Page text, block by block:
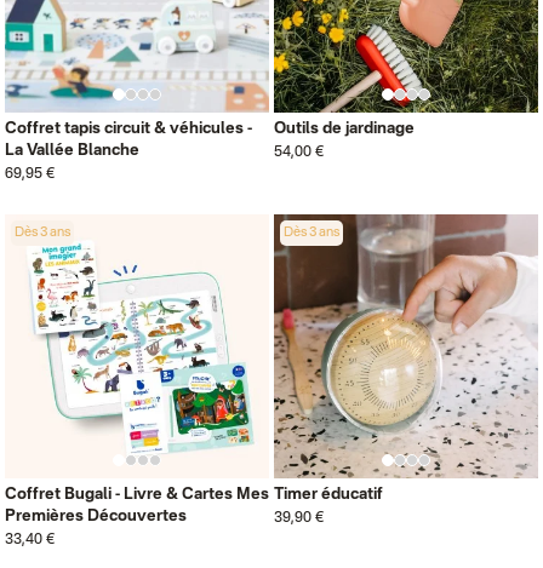
Coffret tapis circuit & véhicules -
La Vallée Blanche
69,95 €
Outils de jardinage
54,00 €
Dès 3 ans
Coffret Bugali - Livre & Cartes Mes
Premières Découvertes
33,40 €
Dès 3 ans
Timer éducatif
39,90 €